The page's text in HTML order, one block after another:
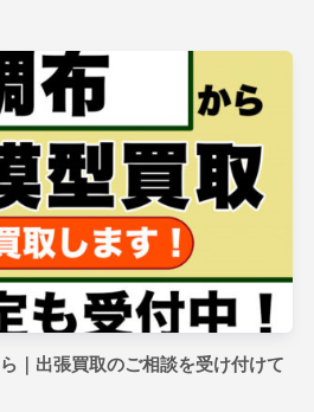
｜出張買取のご相談を受け付けて